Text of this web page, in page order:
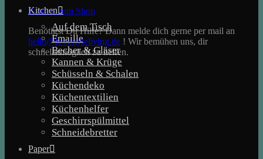
Zurück zum Shop
Benötigst Du Hilfe? Dann melde dich gerne per mail an
hello@lovestyleliving.de ! Wir bemühen uns, dir
schnellstmöglich zu helfen.
Kitchen
Auf dem Tisch
Emaille
Becher & Gläser
Kannen & Krüge
Schüsseln & Schalen
Küchendeko
Küchentextilien
Küchenhelfer
Geschirrspülmittel
Schneidebretter
Paper